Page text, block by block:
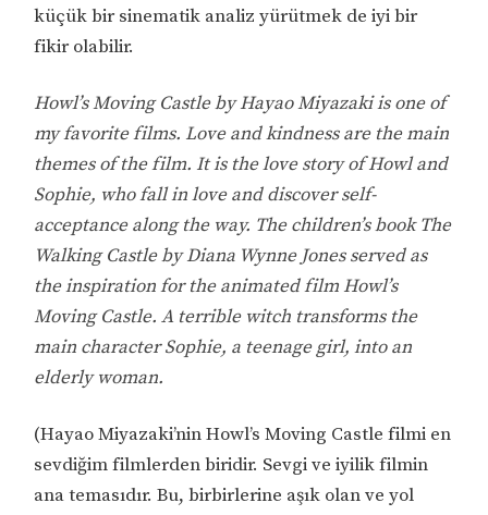
küçük bir sinematik analiz yürütmek de iyi bir
fikir olabilir.
Howl’s Moving Castle by Hayao Miyazaki is one of
my favorite films. Love and kindness are the main
themes of the film. It is the love story of Howl and
Sophie, who fall in love and discover self-
acceptance along the way. The children’s book The
Walking Castle by Diana Wynne Jones served as
the inspiration for the animated film Howl’s
Moving Castle. A terrible witch transforms the
main character Sophie, a teenage girl, into an
elderly woman.
(Hayao Miyazaki’nin Howl’s Moving Castle filmi en
sevdiğim filmlerden biridir. Sevgi ve iyilik filmin
ana temasıdır. Bu, birbirlerine aşık olan ve yol